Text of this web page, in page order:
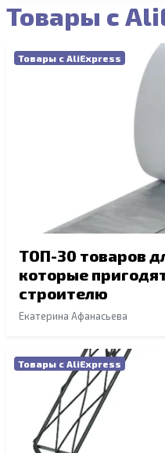
Товары с
Товары с AliExpress
ТОП-30 товаров
которые
строителю
Екатерина Афанасьева
Товары с AliExpress